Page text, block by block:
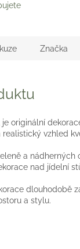
Značka
originální
vzhled
a nádherných
nad jídelní
dlouhodobě
a stylu.